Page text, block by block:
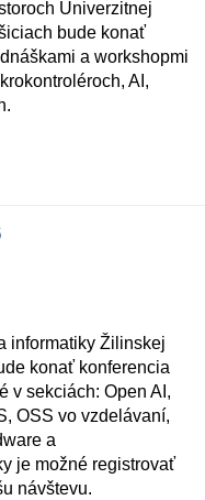
Univerzitnej
bude konať
a workshopmi
AI,
informatiky Žilinskej
konať konferencia
v sekciách: Open AI,
OSS vo vzdelávaní,
a
je možné registrovať
návštevu.